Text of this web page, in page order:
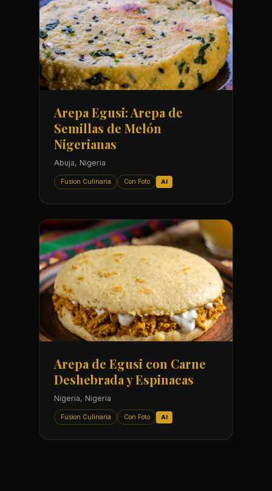
Arepa Egusi: Arepa de
Semillas de Melón
Nigerianas
Abuja, Nigeria
Fusion Culinaria Con Foto AI
Arepa de Egusi con Carne
Deshebrada y Espinacas
Nigeria, Nigeria
Fusion Culinaria Con Foto AI